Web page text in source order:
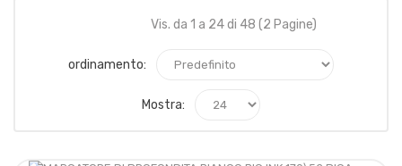
Vis. da 1 a 24 di 48 (2 Pagine)
ordinamento:
Mostra: